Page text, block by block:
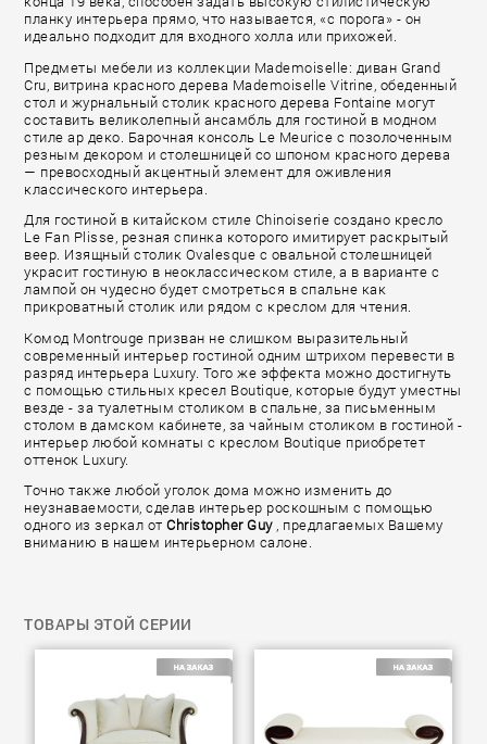
планку интерьера прямо, что называется, «с порога» - он
идеально подходит для входного холла или прихожей.
Предметы мебели из коллекции Mademoiselle: диван Grand
Cru, витрина красного дерева Mademoiselle Vitrine, обеденный
стол и журнальный столик красного дерева Fontaine могут
составить великолепный ансамбль для гостиной в модном
стиле ар деко. Барочная консоль Le Meurice с позолоченным
резным декором и столешницей со шпоном красного дерева
— превосходный акцентный элемент для оживления
классического интерьера.
Для гостиной в китайском стиле Chinoiserie создано кресло
Le Fan Plisse, резная спинка которого имитирует раскрытый
веер. Изящный столик Ovalesque с овальной столешницей
украсит гостиную в неоклассическом стиле, а в варианте с
лампой он чудесно будет смотреться в спальне как
прикроватный столик или рядом с креслом для чтения.
Комод Montrouge призван не слишком выразительный
современный интерьер гостиной одним штрихом перевести в
разряд интерьера Luxury. Того же эффекта можно достигнуть
с помощью стильных кресел Boutique, которые будут уместны
везде - за туалетным столиком в спальне, за письменным
столом в дамском кабинете, за чайным столиком в гостиной -
интерьер любой комнаты с креслом Boutique приобретет
оттенок Luxury.
Точно также любой уголок дома можно изменить до
неузнаваемости, сделав интерьер роскошным с помощью
одного из зеркал отChristopher Guy, предлагаемых Вашему
вниманию в нашем интерьерном салоне.
ТОВАРЫ ЭТОЙ СЕРИИ